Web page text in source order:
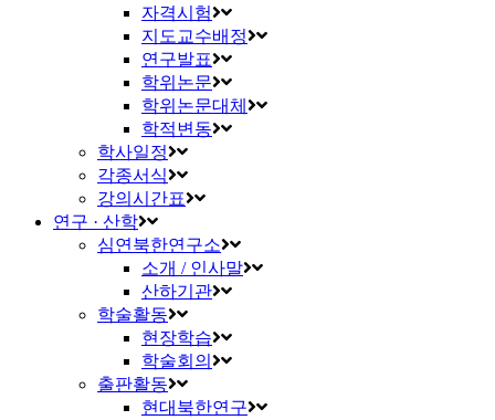
자격시험
지도교수배정
연구발표
학위논문
학위논문대체
학적변동
학사일정
각종서식
강의시간표
연구 · 산학
심연북한연구소
소개 / 인사말
산하기관
학술활동
현장학습
학술회의
출판활동
현대북한연구